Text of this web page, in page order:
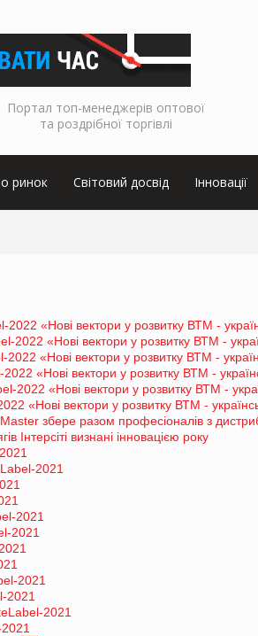
Портал топ-менеджерів оптової
та роздрібної торгівлі
ринок Світовий досвід Інновації
«Нові вектори у розвитку ВТМ -
«Нові вектори у розвитку ВТМ -
«Нові вектори у розвитку ВТМ -
«Нові вектори у розвитку ВТМ -
2022 «Нові вектори у розвитку ВТМ -
«Нові вектори у розвитку ВТМ -
збере разом професіоналів з
Інтерсіті визнані інновацією року
2021
2021
2021
2021
2021
2021